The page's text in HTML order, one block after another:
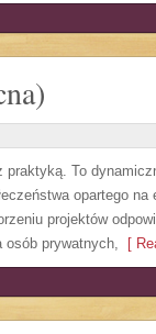
To
opartego na
projektów
osób prywatnych, [